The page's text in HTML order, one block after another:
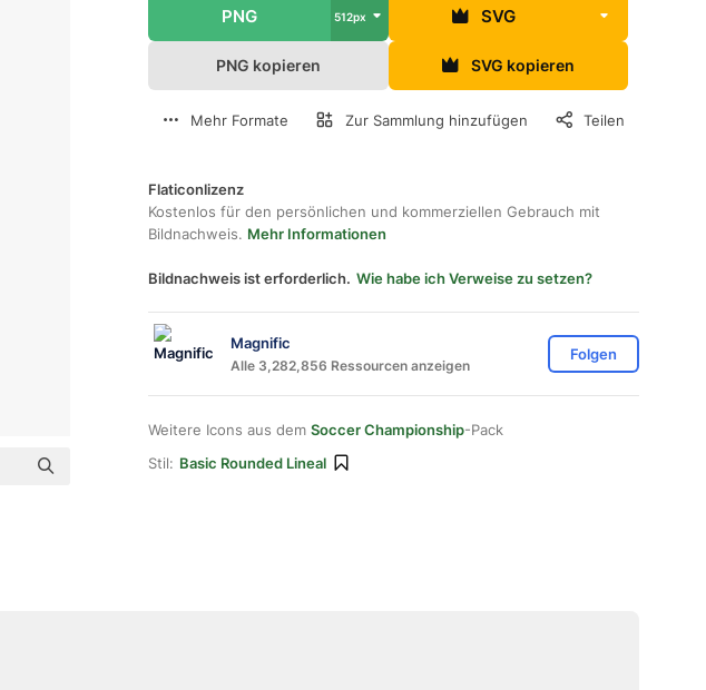
PNG 512px SVG
PNG kopieren SVG kopieren
Mehr Formate Zur Sammlung hinzufügen Teilen
Flaticonlizenz
Kostenlos für den persönlichen und kommerziellen Gebrauch mit
Bildnachweis. Mehr Informationen
Bildnachweis ist erforderlich. Wie habe ich Verweise zu setzen?
Magnific
Alle 3,282,856 Ressourcen anzeigen
Folgen
Weitere Icons aus dem Soccer Championship-Pack
Stil: Basic Rounded Lineal